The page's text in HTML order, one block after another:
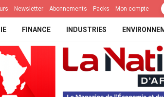
Newsletter Abonnements Packs Mon compte
FINANCE INDUSTRIES